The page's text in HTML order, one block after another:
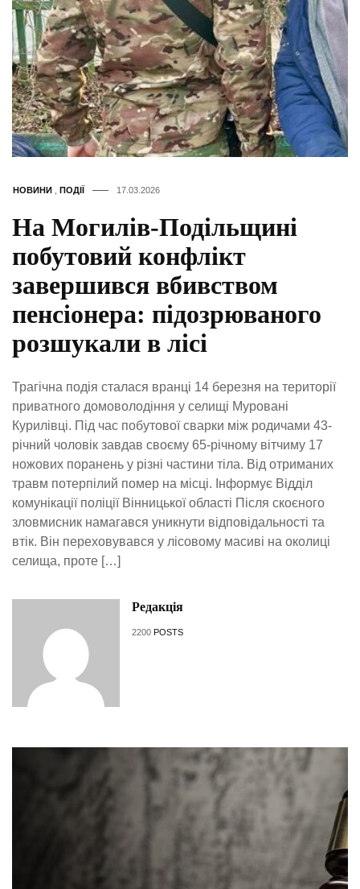
НОВИНИ ПОДІЇ 17.03.2026
На Могилів-Подільщині
побутовий конфлікт
завершився вбивством
пенсіонера: підозрюваного
розшукали в лісі
Трагічна подія сталася вранці 14 березня на території
приватного домоволодіння у селищі Муровані
Курилівці. Під час побутової сварки між родичами 43-
річний чоловік завдав своєму 65-річному вітчиму 17
ножових поранень у різні частини тіла. Від отриманих
травм потерпілий помер на місці. Інформує Відділ
комунікації поліції Вінницької області Після скоєного
зловмисник намагався уникнути відповідальності та
втік. Він переховувався у лісовому масиві на околиці
селища, проте […]
Редакція
2200 POSTS